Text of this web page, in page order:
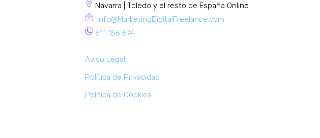
Navarra | Toledo y el resto de España Online
info@MarketingDigitalFreelance.com
611 156 674
Aviso Legal
Política de Privacidad
Política de Cookies